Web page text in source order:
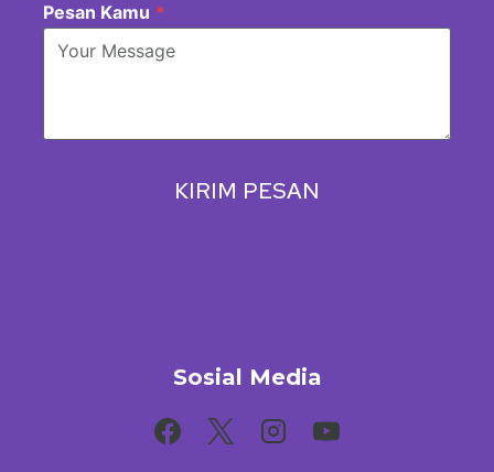
Pesan Kamu *
KIRIM PESAN
Sosial Media